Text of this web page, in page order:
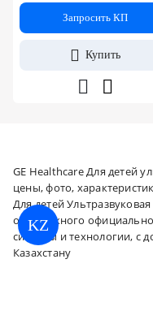
KZ
Запросить КП
Купить
GE Healthcare Для детей
цены, фото,
Для детей
от надежного
системы и технологии, с
Казахстану